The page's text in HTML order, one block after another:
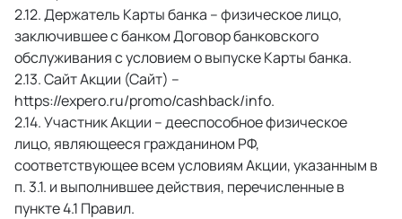
Держатель Карты банка – физическое лицо,
заключившее с банком Договор банковского
обслуживания с условием о выпуске Карты банка.
Сайт Акции (Сайт) –
https://expero.ru/promo/cashback/info.
Участник Акции – дееспособное физическое
лицо, являющееся гражданином РФ,
соответствующее всем условиям Акции, указанным в
п. 3.1. и выполнившее действия, перечисленные в
пункте 4.1 Правил.